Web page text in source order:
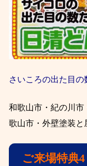
さいころの出た目の
和歌山市・紀の川市
歌山市・外壁塗装と
ご来場特典